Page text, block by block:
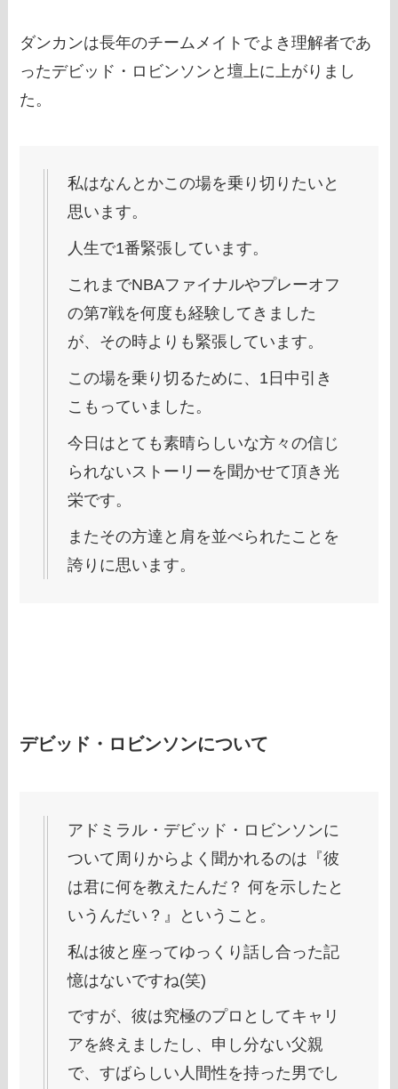
ダンカンは長年のチームメイトでよき理解者であ
ったデビッド・ロビンソンと壇上に上がりまし
た。
私はなんとかこの場を乗り切りたいと
思います。
人生で1番緊張しています。
これまでNBAファイナルやプレーオフ
の第7戦を何度も経験してきました
が、その時よりも緊張しています。
この場を乗り切るために、1日中引き
こもっていました。
今日はとても素晴らしいな方々の信じ
られないストーリーを聞かせて頂き光
栄です。
またその方達と肩を並べられたことを
誇りに思います。
デビッド・ロビンソンについて
アドミラル・デビッド・ロビンソンに
ついて周りからよく聞かれるのは『彼
は君に何を教えたんだ？ 何を示したと
いうんだい？』ということ。
私は彼と座ってゆっくり話し合った記
憶はないですね(笑)
ですが、彼は究極のプロとしてキャリ
アを終えましたし、申し分ない父親
で、すばらしい人間性を持った男でし